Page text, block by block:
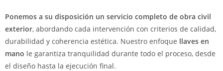
Ponemos a su disposición un servicio completo de obra civil
exterior, abordando cada intervención con criterios de calidad,
durabilidad y coherencia estética. Nuestro enfoque llaves en
mano le garantiza tranquilidad durante todo el proceso, desde
el diseño hasta la ejecución final.